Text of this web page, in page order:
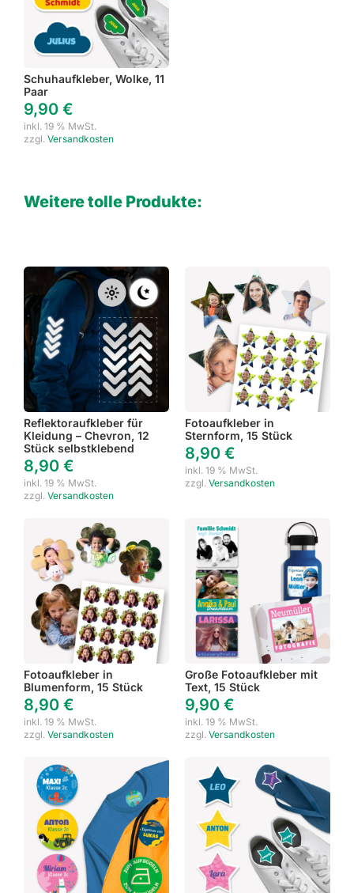
Schuhaufkleber, Wolke, 11
Paar
9,90 €
inkl. 19 % MwSt.
zzgl. Versandkosten
Weitere tolle Produkte:
Reflektoraufkleber für
Kleidung – Chevron, 12
Stück selbstklebend
8,90 €
inkl. 19 % MwSt.
zzgl. Versandkosten
Fotoaufkleber in
Sternform, 15 Stück
8,90 €
inkl. 19 % MwSt.
zzgl. Versandkosten
Fotoaufkleber in
Blumenform, 15 Stück
8,90 €
inkl. 19 % MwSt.
zzgl. Versandkosten
Große Fotoaufkleber mit
Text, 15 Stück
9,90 €
inkl. 19 % MwSt.
zzgl. Versandkosten